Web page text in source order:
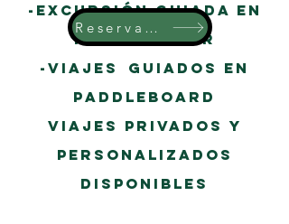
-excursión guiada en
kayak de mar
-Viajes
guiados en
Paddleboard
Viajes privados y
personalizados
disponibles
Reserva tu viaje aquí